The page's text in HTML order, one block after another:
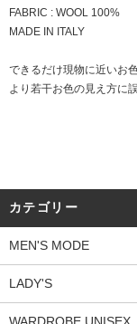
FABRIC : WOOL 100%
MADE IN ITALY
できるだけ現物に近いお
より若干お色の見え方に
カテゴリー
MEN'S MODE
LADY'S